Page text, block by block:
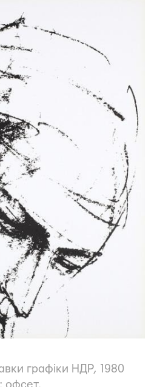
графіки НДР, 1980